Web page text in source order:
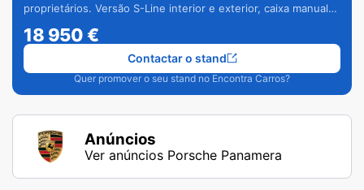
proprietários. Versão S-Line interior e exterior, caixa manual
18 950€
Quer promover o seu stand no Encontra Carros?
Contactar o stand
Anúncios
Ver anúncios Porsche Panamera